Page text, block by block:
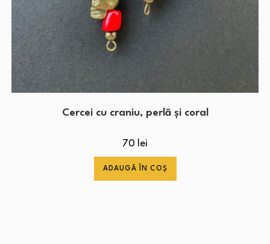
Cercei cu craniu, perlă și coral
70 lei
ADAUGĂ ÎN COȘ